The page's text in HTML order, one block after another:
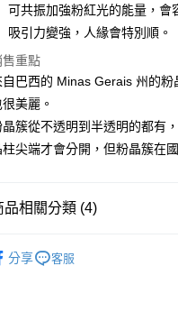
付款
送方式
家取貨付款
筆NT$80，滿NT$3,000(含以
筆NT$80，滿NT$3,000(含以上
筆NT$80，滿NT$3,000(含以上
可共振加強粉紅光的能量，會
吸引力變強，人緣會特別順。
售重點
自巴西的 Minas Gerais 州的
美麗。
晶簇從不透明到半透明的都有
柱尖端才會分開，但粉晶簇在
品相關分類 (4)
分享 客服